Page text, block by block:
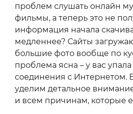
проблем слушать онлайн
фильмы, а теперь это не
информация начала
медленнее? Сайты
большие фото вообще по
проблема ясна – у вас упала
соединения с Интернетом.
уделим детальное
и всем причинам, которые